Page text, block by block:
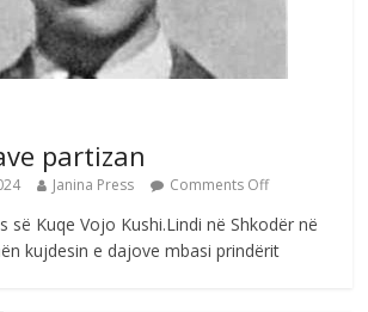
Postim me vlera nga artistja e mirëfilltë
Mimoza Gjoni
August 6, 2026 Comments Off
partizan
Janina Press Comments Off
së Kuqe Vojo Kushi.Lindi në Shkodër në
kujdesin e dajove mbasi prindërit